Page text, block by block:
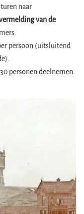
naar
van de
persoon (uitsluitend
personen deelnemen.